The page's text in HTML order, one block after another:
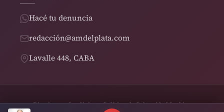
Hacé tu denuncia
redacción@amdelplata.com
Lavalle 448, CABA
Términos y CondicionesPolítica de PrivacidadCookies